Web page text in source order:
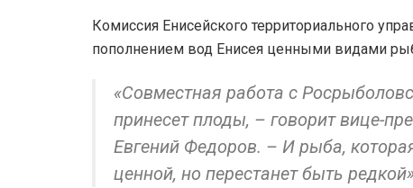
Комиссия Енисейского территориального
пополнением вод Енисея ценными видами
«Совместная работа с
принесет плоды, – говорит вице-
Евгений Федоров. – И рыба,
ценной, но перестанет быть